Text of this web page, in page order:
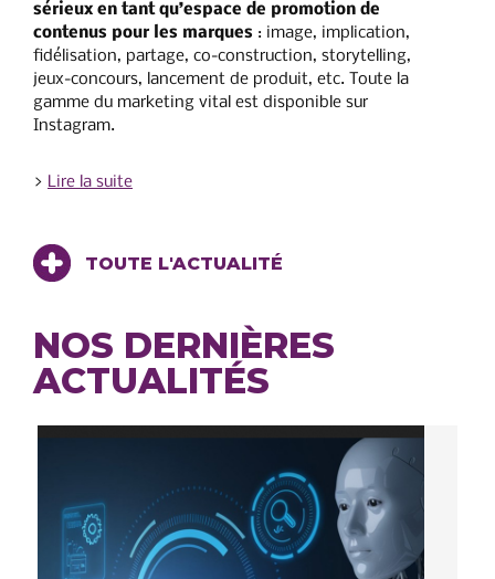
sérieux en tant qu’espace de promotion de
contenus pour les marques : image, implication,
fidélisation, partage, co-construction, storytelling,
jeux-concours, lancement de produit, etc. Toute la
gamme du marketing vital est disponible sur
Instagram.
> Lire la suite
TOUTE L'ACTUALITÉ
NOS DERNIÈRES
ACTUALITÉS